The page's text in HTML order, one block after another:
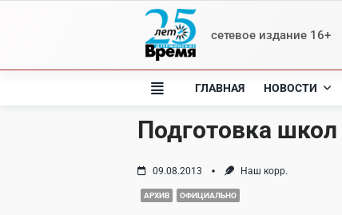
сетевое издание 16+
ГЛАВНАЯ НОВОСТИ
Подготовка
09.08.2013 Наш корр.
АРХИВ ОФИЦИАЛЬНО